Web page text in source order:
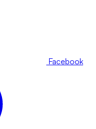
Facebook